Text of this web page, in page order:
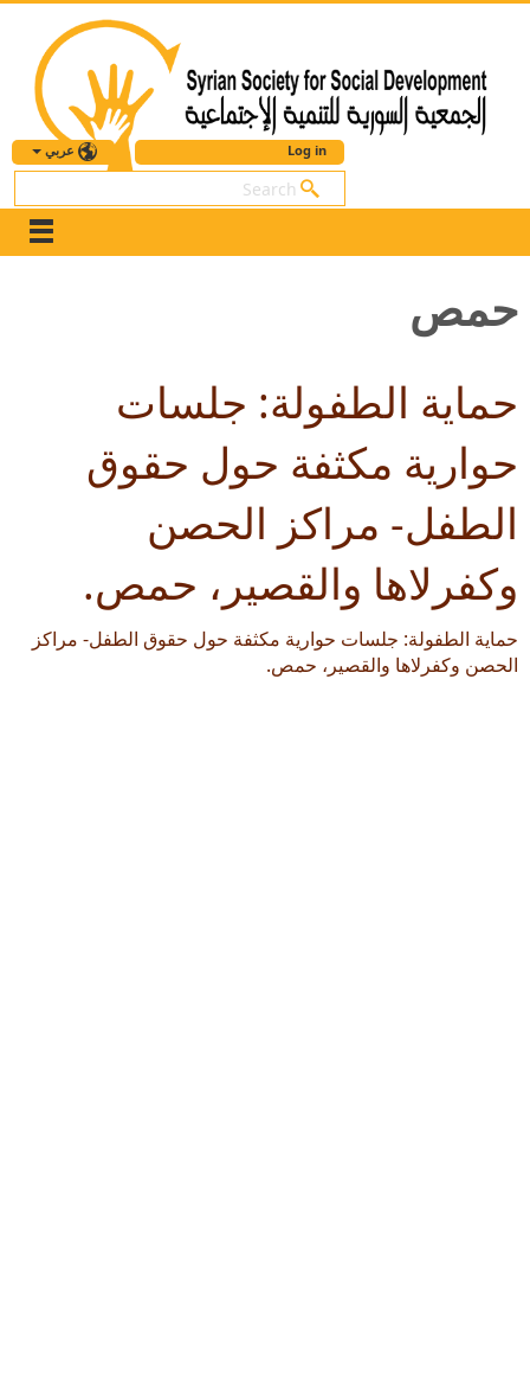
عربي Log in
بحث
حمص
حماية الطفولة: جلسات
حوارية مكثفة حول حقوق
الطفل- مراكز الحصن
وكفرلاها والقصير، حمص.
حماية الطفولة: جلسات حوارية مكثفة حول حقوق الطفل- مراكز
الحصن وكفرلاها والقصير، حمص.